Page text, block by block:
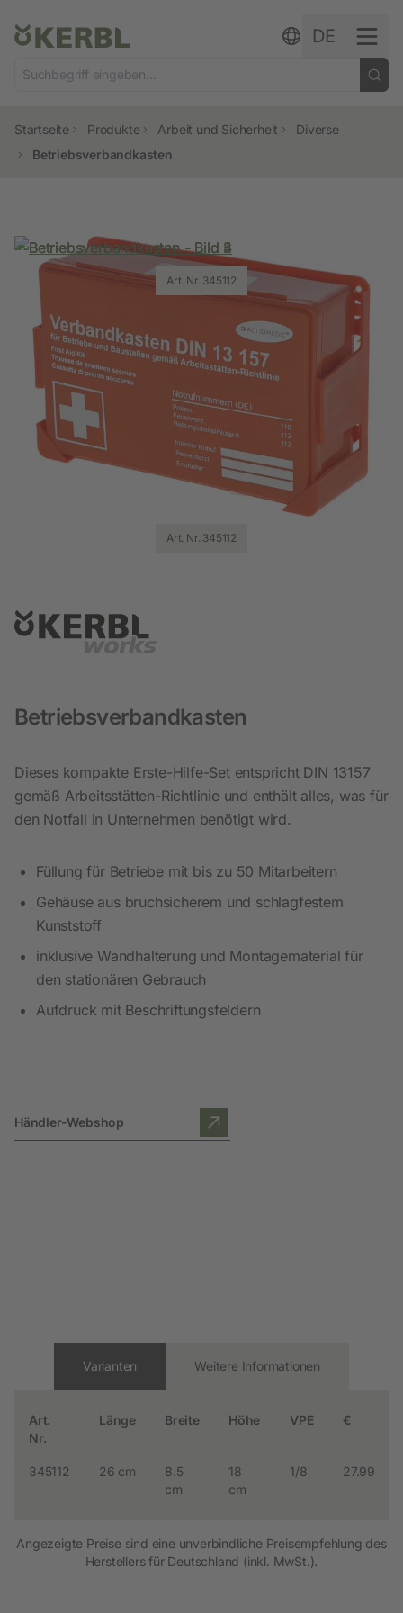
DE
Startseite Produkte Arbeit und Sicherheit
Diverse
Betriebsverbandkasten
Art. Nr. 345112
Art. Nr. 345112
Art. Nr. 345112
Art. Nr. 345112
Art. Nr. 345112
Betriebsverbandkasten
Dieses kompakte Erste-Hilfe-Set entspricht DIN 13157
gemäß Arbeitsstätten-Richtlinie und enthält alles, was für
den Notfall in Unternehmen benötigt wird.
Füllung für Betriebe mit bis zu 50 Mitarbeitern
Gehäuse aus bruchsicherem und schlagfestem
Kunststoff
inklusive Wandhalterung und Montagematerial für
den stationären Gebrauch
Aufdruck mit Beschriftungsfeldern
Händler-Webshop
Varianten
Art.
Nr.
Länge Breite Höhe VPE €
345112 26 cm
8.5
cm
18
cm
1/8 27.99
Weitere Informationen
Angezeigte Preise sind eine unverbindliche Preisempfehlung des
Herstellers für Deutschland (inkl. MwSt.).